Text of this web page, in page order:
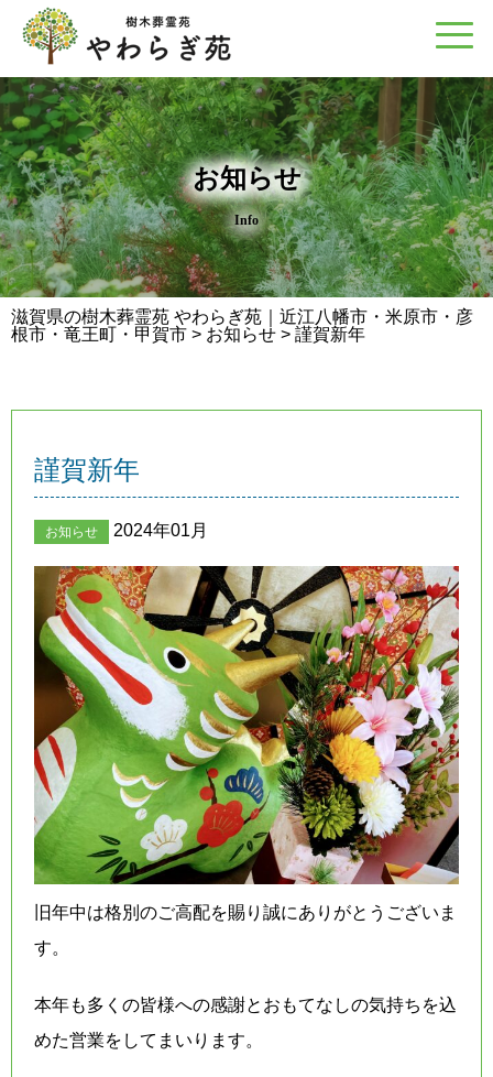
お知らせ
Info
滋賀県の樹木葬霊苑 やわらぎ苑｜近江八幡市・米原市・彦
根市・竜王町・甲賀市 > お知らせ > 謹賀新年
謹賀新年
お知らせ 2024年01月
旧年中は格別のご高配を賜り誠にありがとうございま
す。
本年も多くの皆様への感謝とおもてなしの気持ちを込
めた営業をしてまいります。